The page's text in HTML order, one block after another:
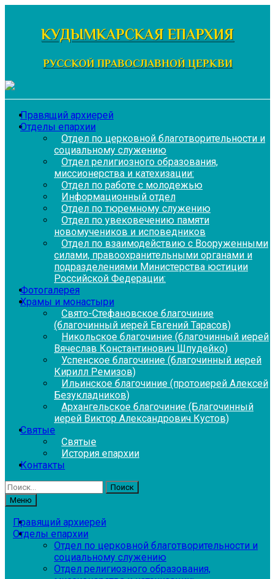
содержимомуКУДЫМКАРСКАЯ ЕПАРХИЯ
РУССКОЙ ПРАВОСЛАВНОЙ ЦЕРКВИ
Правящий архиерей
Отделы епархии
Отдел по церковной благотворительности и
социальному служению
Отдел религиозного образования,
миссионерства и катехизации:
Отдел по работе с молодежью
Информационный отдел
Отдел по тюремному служению
Отдел по увековечению памяти
новомучеников и исповедников
Отдел по взаимодействию с Вооруженными
силами, правоохранительными органами и
подразделениями Министерства юстиции
Российской Федерации:
Фотогалерея
Храмы и монастыри
Свято-Стефановское благочиние
(благочинный иерей Евгений Тарасов)
Никольское благочиние (благочинный иерей
Вячеслав Константинович Шпудейко)
Успенское благочиние (благочинный иерей
Кирилл Ремизов)
Ильинское благочиние (протоиерей Алексей
Безукладников)
Архангельское благочиние (Благочинный
иерей Виктор Александрович Кустов)
Святые
Святые
История епархии
Контакты
Найти:
Меню
Правящий архиерей
Отделы епархии
Отдел по церковной благотворительности и
социальному служению
Отдел религиозного образования,